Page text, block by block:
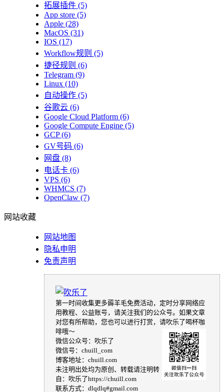
拓展插件 (5)
App store (5)
Apple (28)
MacOS (31)
IOS (17)
Workflow规则 (5)
捷径规则 (6)
Telegram (9)
Linux (10)
自动操作 (5)
谷歌云 (6)
Google Cloud Platform (6)
Google Compute Engine (5)
GCP(6)
GV号码 (6)
网盘 (8)
电话卡 (6)
VPS (6)
WHMCS (7)
OpenClaw (7)
网站收藏
网站地图
隐私申明
免责声明
第一时间收集更多薅羊毛免费活动，定时分享网络应
用教程、公益账号，请关注我们的公众号。如果文章
对您有所帮助，您也可以进行打赏，请吹乐了喝杯咖
啡哦～
微信公众号：吹乐了
微信号：chuill_com
博客地址：chuill.com
未注明出处均为原创、转载请注明转
自：吹乐了https://chuill.com
联系方式：dlqdlq#gmail.com